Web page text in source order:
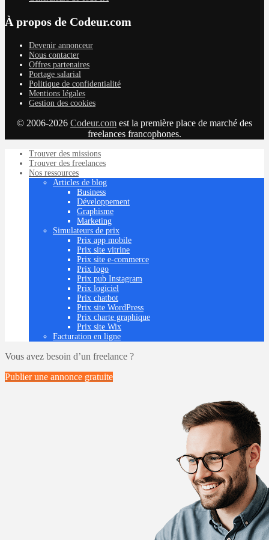
À propos de Codeur.com
Devenir annonceur
Nous contacter
Offres partenaires
Portage salarial
Politique de confidentialité
Mentions légales
Gestion des cookies
© 2006-2026 Codeur.com est la première place de marché des
freelances francophones.
Trouver des missions
Trouver des freelances
Nos ressources
Articles de blog
Business
Développement
Graphisme
Marketing
Simulateurs de prix
Prix app mobile
Prix site vitrine
Prix site e-commerce
Prix logo
Prix pub Instagram
Prix logiciel
Prix chatbot
Prix site WordPress
Prix charte graphique
Prix site Wix
Facturation en ligne
Vous avez besoin d’un freelance ?
Publier une annonce gratuite